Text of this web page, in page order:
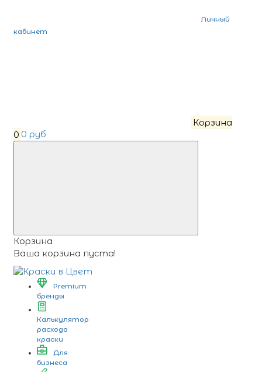
Личный
кабинет
Корзина
0 0 руб
Корзина
Ваша корзина пуста!
Premium
бренды
Калькулятор
расхода
краски
Для
бизнеса